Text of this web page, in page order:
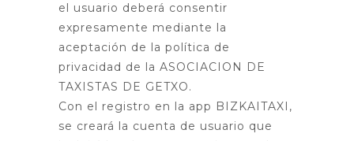
el usuario deberá consentir
expresamente mediante la
aceptación de la política de
privacidad de la ASOCIACION DE
TAXISTAS DE GETXO.
Con el registro en la app BIZKAITAXI,
se creará la cuenta de usuario que